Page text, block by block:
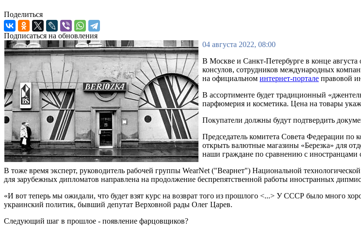
Поделиться
Подписаться на обновления
04 августа 2022, 08:00
В Москве и Санкт-Петербурге в конце
консулов, сотрудников международных
на официальном интернет-портале правовой
В ассортименте будет традиционный
парфюмерия и косметика. Цена на товары
Покупатели должны будут подтвердить
Председатель комитета Совета Федерации по
открыть валютные магазины «Березка» для
наши граждане по сравнению с иностранцами
В тоже время эксперт, руководитель рабочей группы WearNet ("Веарнет") Национальной
для зарубежных дипломатов направлена на продолжение беспрепятственной работы иностранных
«И вот теперь мы ожидали, что будет взят курс на возврат того из прошлого <...> У СССР было много
украинский политик, бывший депутат Верховной рады Олег Царев.
Следующий шаг в прошлое - появление фарцовщиков?